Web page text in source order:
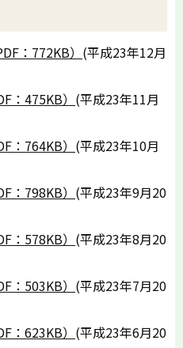
：772KB） (平成23年12月
：475KB） (平成23年11月
：764KB） (平成23年10月
：798KB） (平成23年9月20
：578KB） (平成23年8月20
：503KB） (平成23年7月20
：623KB） (平成23年6月20